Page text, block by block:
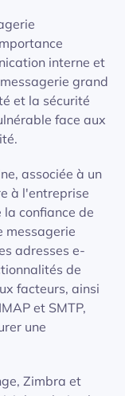
interne et
grand
et la sécurité
face aux
associée à un
à l'entreprise
la confiance de
messagerie
adresses e-
de
facteurs, ainsi
et SMTP,
une
Zimbra et